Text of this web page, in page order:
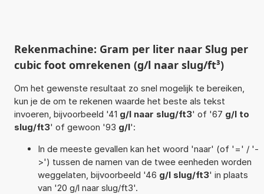
Rekenmachine: Gram per liter naar Slug per
cubic foot omrekenen (g/l naar slug/ft³)
Om het gewenste resultaat zo snel mogelijk te bereiken,
kun je de om te rekenen waarde het beste als tekst
invoeren, bijvoorbeeld '41 g/l naar slug/ft3' of '67 g/l to
slug/ft3' of gewoon '93 g/l':
In de meeste gevallen kan het woord 'naar' (of '=' / '-
>') tussen de namen van de twee eenheden worden
weggelaten, bijvoorbeeld '46 g/l slug/ft3' in plaats
van '20 g/l naar slug/ft3'.